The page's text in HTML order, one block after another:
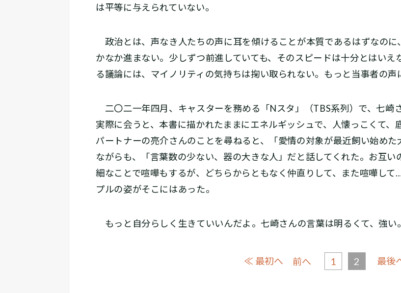
は平等に与えられていない。
政治とは、声なき人たちの声に耳を傾けることが本質であるはずなの
かなか進まない。少しずつ前進していても、そのスピードは十分とはい
る議論には、マイノリティの気持ちは掬い取られない。もっと当事者の声
二〇二一年四月、キャスターを務める「Nスタ」（TBS系列）で、七崎
実際に会うと、本書に描かれたままにエネルギッシュで、人懐っこくて
パートナーの亮介さんのことを尋ねると、「愛情の対象が最近飼い始め
ながらも、「言葉数の少ない、器の大きな人」だと話してくれた。お互
細なことで喧嘩もするが、どちらからともなく仲直りして、また喧嘩し
プルの姿がそこにはあった。
もっと自分らしく生きていいんだよ――。七崎さんの言葉は明るくて、強い。
≪ 最初へ 前へ 1 2 最後